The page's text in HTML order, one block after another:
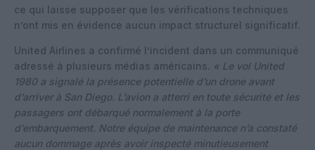
ce qui laisse supposer que les vérifications techniques
n’ont mis en évidence aucun impact structurel significatif.
United Airlines a confirmé l’incident dans un communiqué
adressé à plusieurs médias américains. « Le vol United
1980 a signalé la présence potentielle d’un drone avant
d’arriver à San Diego. L’avion a atterri en toute sécurité et les
passagers ont débarqué normalement à la porte
d’embarquement. Notre équipe de maintenance n’a constaté
aucun dommage après avoir inspecté minutieusement